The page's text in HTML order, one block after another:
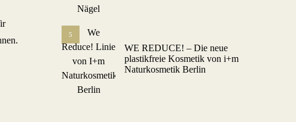
5
WE REDUCE! – Die neue
plastikfreie Kosmetik von i+m
Naturkosmetik Berlin